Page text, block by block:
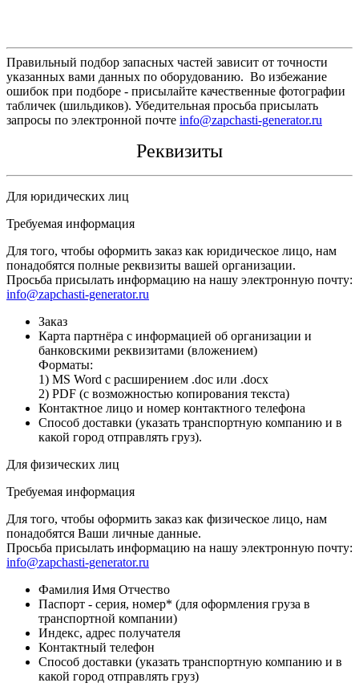
Правильный подбор запасных частей зависит от точности
указанных вами данных по оборудованию. Во избежание
ошибок при подборе - присылайте качественные фотографии
табличек (шильдиков). Убедительная просьба присылать
запросы по электронной почте info@zapchasti-generator.ru
Реквизиты
Для юридических лиц
Требуемая информация
Для того, чтобы оформить заказ как юридическое лицо, нам
понадобятся полные реквизиты вашей организации.
Просьба присылать информацию на нашу электронную почту:
info@zapchasti-generator.ru
Заказ
Карта партнёра с информацией об организации и
банковскими реквизитами (вложением)
Форматы:
1) MS Word с расширением .doc или .docx
2) PDF (с возможностью копирования текста)
Контактное лицо и номер контактного телефона
Способ доставки (указать транспортную компанию и в
какой город отправлять груз).
Для физических лиц
Требуемая информация
Для того, чтобы оформить заказ как физическое лицо, нам
понадобятся Ваши личные данные.
Просьба присылать информацию на нашу электронную почту:
info@zapchasti-generator.ru
Фамилия Имя Отчество
Паспорт - серия, номер* (для оформления груза в
транспортной компании)
Индекс, адрес получателя
Контактный телефон
Способ доставки (указать транспортную компанию и в
какой город отправлять груз)